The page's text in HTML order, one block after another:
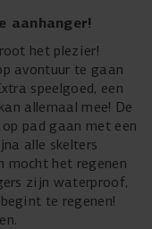
aanhanger!
het plezier!
avontuur te gaan
speelgoed, een
allemaal mee! De
pad gaan met een
alle skelters
mocht het regenen
zijn waterproof,
te regenen!